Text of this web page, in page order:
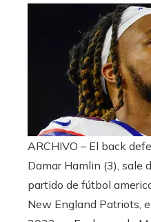
ARCHIVO – El back
Damar Hamlin (3), sale
partido de fútbol
New England Patriots,